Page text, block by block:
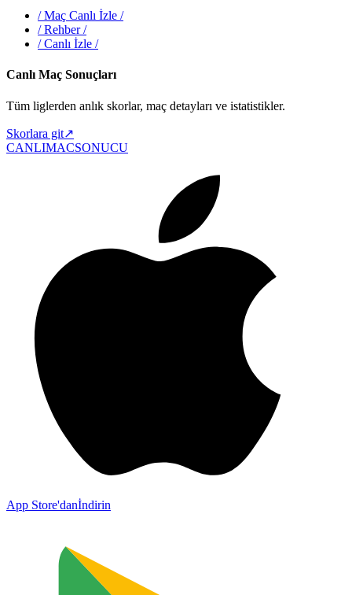
/Maç Canlı İzle /
/Rehber/
/Canlı İzle /
Canlı Maç Sonuçları
Tüm liglerden anlık skorlar, maç detayları ve istatistikler.
Skorlara git↗
CANLIMACSONUCU
App Store'danİndirin